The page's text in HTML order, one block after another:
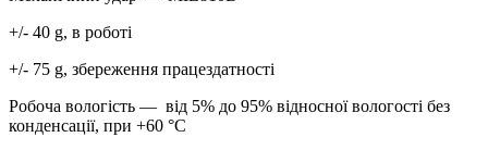
+/- 40 g, в роботі
+/- 75 g, збереження працездатності
Робоча вологість — від 5% до 95% відносної вологості без
конденсації, при +60 °C